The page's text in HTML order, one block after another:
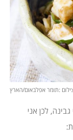
:תומר אפלבאום/הארץ
לכן אני